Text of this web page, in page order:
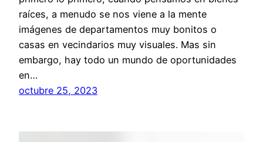
raíces, a menudo se nos viene a la mente
imágenes de departamentos muy bonitos o
casas en vecindarios muy visuales. Mas sin
embargo, hay todo un mundo de oportunidades
en…
octubre 25, 2023